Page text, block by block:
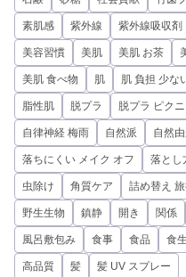
素肌感 紫外線 紫外線吸収剤
美容習慣 美肌 美肌 お茶
美肌 食べ物 肌 肌 負担 少な
脂性肌 脱プラ 脱プラ ピク
自律神経 梅雨 自然派 自然
落ちにくい メイク オフ 落とし
虫除け 角質ケア 詰め替え
野生生物 鎮静 開き 関係
風呂敷包み 食事 食品 食
高品質 髪 髪 UV スプレー